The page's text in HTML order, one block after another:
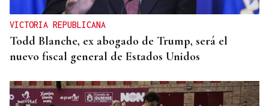
VICTORIA REPUBLICANA
Todd Blanche, ex abogado de Trump, será el
nuevo fiscal general de Estados Unidos